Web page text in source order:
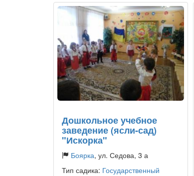
Дошкольное учебное
заведение (ясли-сад)
"Искорка"
Боярка, ул. Седова, 3 а
Тип садика: Государственный